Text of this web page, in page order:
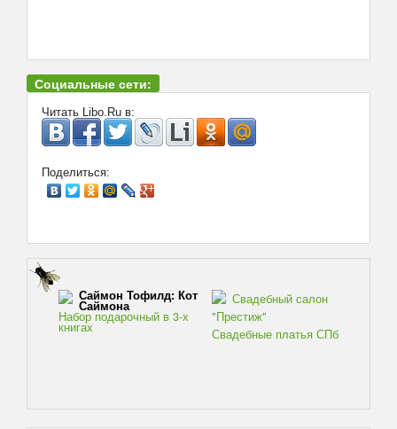
Социальные сети:
Читать Libo.Ru в:
Поделиться:
Саймон Тофилд: Кот
Саймона
Набор подарочный в 3-х
книгах
Свадебный салон
"Престиж"
Свадебные платья СПб